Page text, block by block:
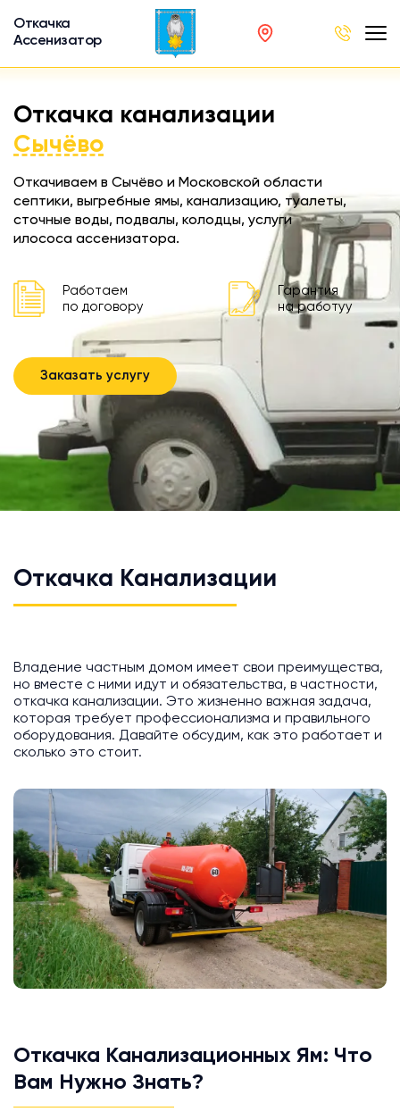
Откачка
Ассенизатор
Откачка канализации
Сычёво
Откачиваем в Сычёво и Московской области
септики, выгребные ямы, канализацию, туалеты,
сточные воды, подвалы, колодцы, услуги
илососа ассенизатора.
Работаем
по договору
Гарантия
на работуу
Заказать услугу
Откачка Канализации
Владение частным домом имеет свои преимущества,
но вместе с ними идут и обязательства, в частности,
откачка канализации. Это жизненно важная задача,
которая требует профессионализма и правильного
оборудования. Давайте обсудим, как это работает и
сколько это стоит.
Откачка Канализационных Ям: Что
Вам Нужно Знать?